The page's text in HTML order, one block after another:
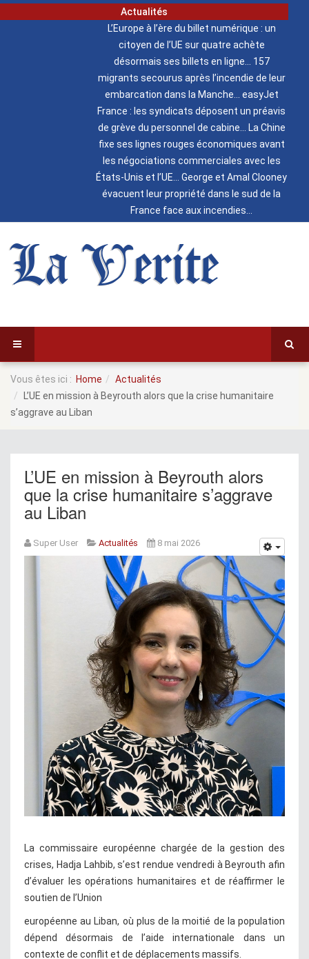
Actualités
L’Europe à l’ère du billet numérique : un
citoyen de l’UE sur quatre achète
désormais ses billets en ligne
157
migrants secourus après l’incendie de leur
embarcation dans la Manche
easyJet
France : les syndicats déposent un préavis
de grève du personnel de cabine
La Chine
fixe ses lignes rouges économiques avant
les négociations commerciales avec les
États-Unis et l’UE
George et Amal Clooney
évacuent leur propriété dans le sud de la
France face aux incendies
La Verite
Vous êtes ici : Home
Actualités
L’UE en mission à Beyrouth alors que la crise humanitaire
s’aggrave au Liban
L’UE en mission à Beyrouth alors
que la crise humanitaire s’aggrave
au Liban
Super User Actualités 8 mai 2026
La commissaire européenne chargée de la gestion des
crises, Hadja Lahbib, s’est rendue vendredi à Beyrouth afin
d’évaluer les opérations humanitaires et de réaffirmer le
soutien de l’Union
européenne au Liban, où plus de la moitié de la population
dépend désormais de l’aide internationale dans un
contexte de conflit et de déplacements massifs.